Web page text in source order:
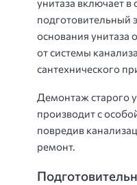
унитаза включает
подготовительный
основания унитаза
от системы
сантехнического
Демонтаж старого
производит с
повредив
ремонт.